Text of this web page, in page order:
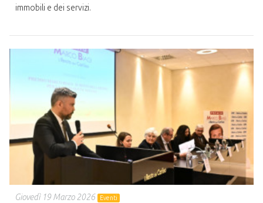
immobili e dei servizi.
Giovedì 19 Marzo 2026 Eventi